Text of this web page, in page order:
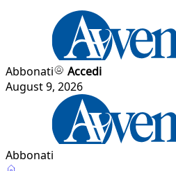
Abbonati
Accedi
August 9, 2026
Abbonati